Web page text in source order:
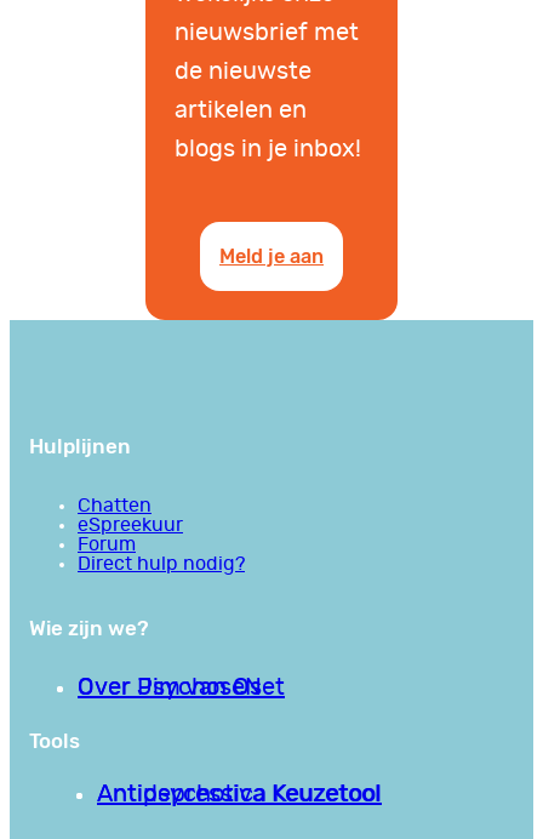
nieuwsbrief met
de nieuwste
artikelen en
blogs in je inbox!
Meld je aan
Hulplijnen
Chatten
eSpreekuur
Forum
Direct hulp nodig?
Wie zijn we?
Over PsychoseNet
Over Jim van Os
Tools
Antipsychotica Keuzetool
Antidepressiva Keuzetool